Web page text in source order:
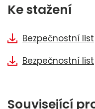
Ke stažení
Bezpečnostní list
Bezpečnostní list
Související